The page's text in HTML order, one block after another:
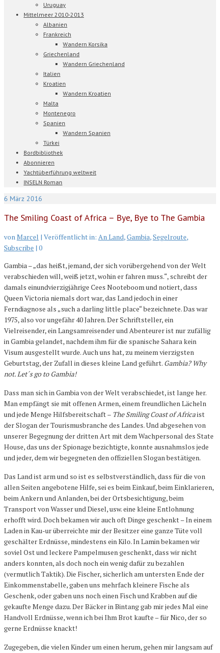
Uruguay
Mittelmeer 2010-2013
Albanien
Frankreich
Wandern Korsika
Griechenland
Wandern Griechenland
Italien
Kroatien
Wandern Kroatien
Malta
Montenegro
Spanien
Wandern Spanien
Türkei
Bordbibliothek
Abonnieren
Yachtüberführung weltweit
INSELN Roman
6 März 2016
The Smiling Coast of Africa – Bye, Bye to The Gambia
vonMarcel | Veröffentlicht in: An Land,Gambia,Segelroute,
Subscribe | 0
Gambia – „das heißt, jemand, der sich vorübergehend von der Welt
verabschieden will, weiß jetzt, wohin er fahren muss.“, schreibt der
damals einundvierzigjährige Cees Nooteboom und notiert, dass
Queen Victoria niemals dort war, das Land jedoch in einer
Ferndiagnose als „such a darling little place“ bezeichnete. Das war
1975, also vor ungefähr 40 Jahren. Der Schriftsteller, ein
Vielreisender, ein Langsamreisender und Abenteurer ist nur zufällig
in Gambia gelandet, nachdem ihm für die spanische Sahara kein
Visum ausgestellt wurde. Auch uns hat, zu meinem vierzigsten
Geburtstag, der Zufall in dieses kleine Land geführt. Gambia? Why
not. Let´s go to Gambia!
Dass man sich in Gambia von der Welt verabschiedet, ist lange her.
Man empfängt sie mit offenen Armen, einem freundlichen Lächeln
und jede Menge Hilfsbereitschaft – The Smiling Coast of Africaist
der Slogan der Tourismusbranche des Landes. Und abgesehen von
unserer Begegnung der dritten Art mit dem Wachpersonal des State
House, das uns der Spionage bezichtigte, konnte ausnahmslos jede
und jeder, dem wir begegneten den offiziellen Slogan bestätigen.
Das Land ist arm und so ist es selbstverständlich, dass für die von
allen Seiten angebotene Hilfe, sei es beim Einkauf, beim Einklarieren,
beim Ankern und Anlanden, bei der Ortsbesichtigung, beim
Transport von Wasser und Diesel, usw. eine kleine Entlohnung
erhofft wird. Doch bekamen wir auch oft Dinge geschenkt – In einem
Laden in Kau-ur überreichte mir der Besitzer eine ganze Tüte voll
geschälter Erdnüsse, mindestens ein Kilo. In Lamin bekamen wir
soviel Ost und leckere Pampelmusen geschenkt, dass wir nicht
anders konnten, als doch noch ein wenig dafür zu bezahlen
(vermutlich Taktik). Die Fischer, sicherlich am untersten Ende der
Einkommenstabelle, gaben uns mehrfach kleinere Fische als
Geschenk, oder gaben uns noch einen Fisch und Krabben auf die
gekaufte Menge dazu. Der Bäcker in Bintang gab mir jedes Mal eine
Handvoll Erdnüsse, wenn ich bei Ihm Brot kaufte – für Nico, der so
gerne Erdnüsse knackt!
Zugegeben, die vielen Kinder um einen herum, gehen mir langsam auf